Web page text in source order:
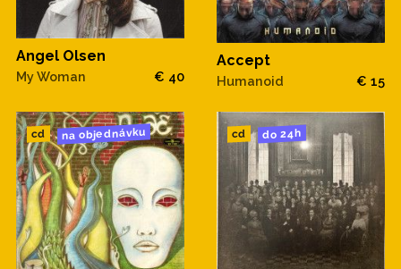
Angel Olsen
My Woman € 40
Accept
Humanoid € 15
cd na objednávku cd do 24h